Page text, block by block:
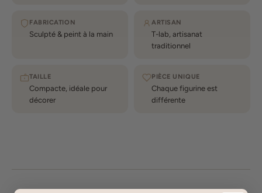
FABRICATION
Sculpté & peint à la main
ARTISAN
T-lab, artisanat
traditionnel
TAILLE
Compacte, idéale pour
décorer
PIÈCE UNIQUE
Chaque figurine est
différente